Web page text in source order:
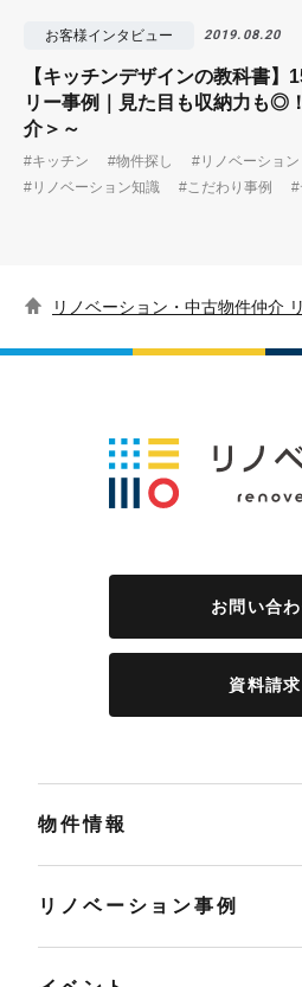
お客様インタビュー 2019.08.20
【キッチンデザインの教科書】
リー事例｜見た目も収納力も◎
介＞～
#キッチン #物件探し #リノベーション
#リノベーション知識
#こだわり事例 #
リノベーション・中古物件仲介
お問い合
資料請求
物件情報
リノベーション事例